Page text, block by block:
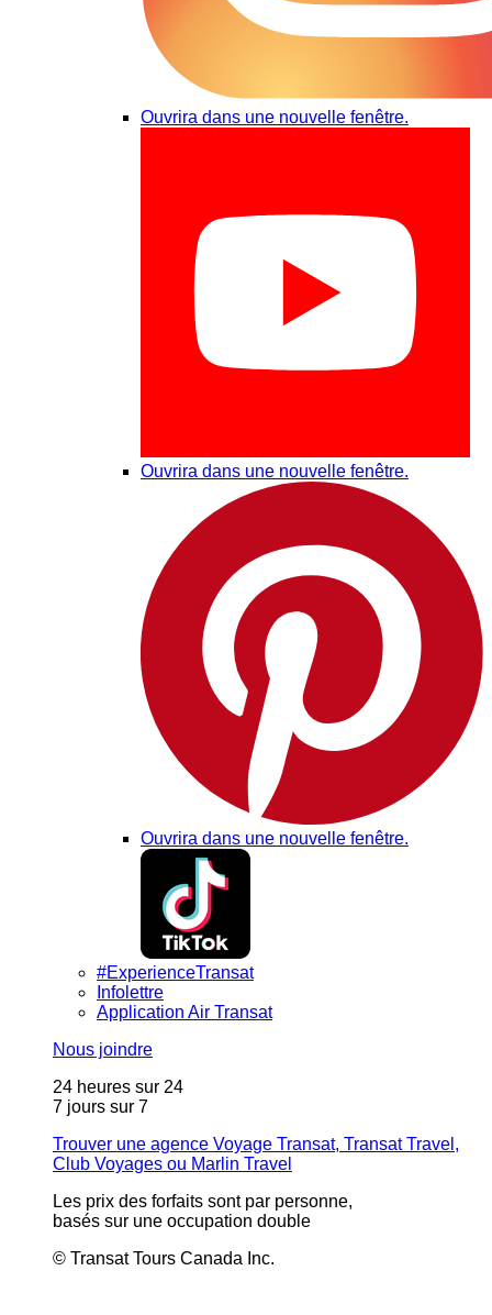
Ouvrira dans une nouvelle fenêtre.
Ouvrira dans une nouvelle fenêtre.
Ouvrira dans une nouvelle fenêtre.
#ExperienceTransat
Infolettre
Application Air Transat
Nous joindre
24 heures sur 24
7 jours sur 7
Trouver une agence Voyage Transat, Transat Travel,
Club Voyages ou Marlin Travel
Les prix des forfaits sont par personne,
basés sur une occupation double
© Transat Tours Canada Inc.